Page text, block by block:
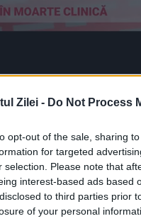
Zilei - Do Not Process
opt-out of the sale, sharing
for targeted
selection. Please note that
interest-based ads based
to third parties prior
of your personal
cu ieşirea la
în acest an
de exemplu. Ei,
de Ceaușescu
că